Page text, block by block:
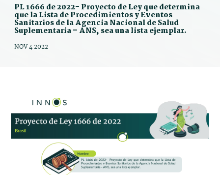
PL 1666 de 2022- Proyecto de Ley que determina
que la Lista de Procedimientos y Eventos
Sanitarios de la Agencia Nacional de Salud
Suplementaria – ANS, sea una lista ejemplar.
NOV 4 2022